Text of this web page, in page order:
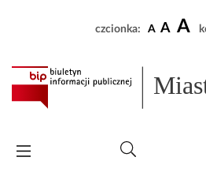
czcionka: A A A